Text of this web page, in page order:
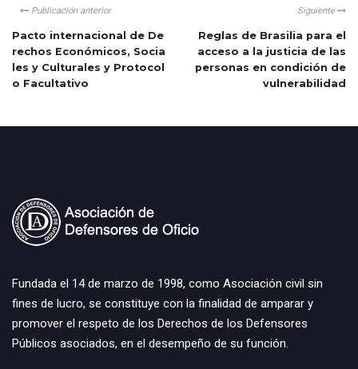
Publicación anterior
Pacto internacional de De
rechos Económicos, Socia
les y Culturales y Protocol
o Facultativo
Siguiente
Reglas de Brasilia para el
acceso a la justicia de las
personas en condición de
vulnerabilidad
Fundada el 14 de marzo de 1998, como Asociación civil sin
fines de lucro, se constituye con la finalidad de amparar y
promover el respeto de los Derechos de los Defensores
Públicos asociados, en el desempeño de su función.